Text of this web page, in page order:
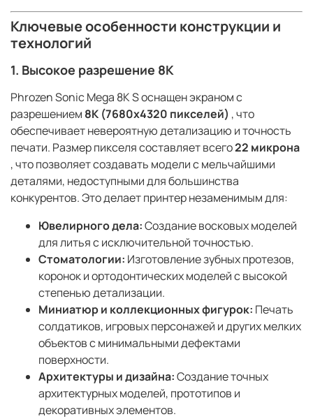
Ключевые особенности конструкции и
технологий
1. Высокое разрешение 8K
Phrozen Sonic Mega 8K S оснащен экраном с
разрешением 8K (7680x4320 пикселей) , что
обеспечивает невероятную детализацию и точность
печати. Размер пикселя составляет всего22 микрона
, что позволяет создавать модели с мельчайшими
деталями, недоступными для большинства
конкурентов. Это делает принтер незаменимым для:
Ювелирного дела:Создание восковых моделей
для литья с исключительной точностью.
Стоматологии: Изготовление зубных протезов,
коронок и ортодонтических моделей с высокой
степенью детализации.
Миниатюр и коллекционных фигурок: Печать
солдатиков, игровых персонажей и других мелких
объектов с минимальными дефектами
поверхности.
Архитектуры и дизайна:Создание точных
архитектурных моделей, прототипов и
декоративных элементов.